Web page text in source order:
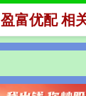
盈富优配 相